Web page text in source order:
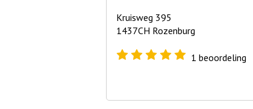
Kruisweg 395
1437CH Rozenburg
1 beoordeling